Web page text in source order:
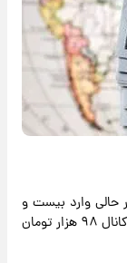
حالی وارد بیست و
نهمین روز شهریورماه ۱۴۰۴ شد که قیمت دلار در کانال ۹۸ هزار تومان